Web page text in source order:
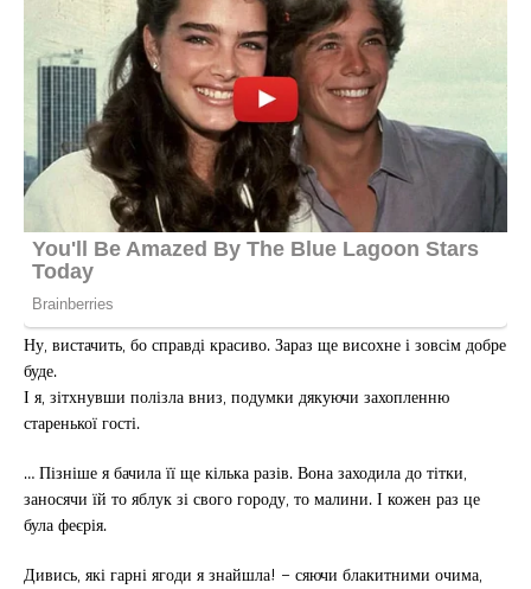
Ну, вистачить, бо справді красиво. Зараз ще висохне і зовсім добре
буде.
І я, зітхнувши полізла вниз, подумки дякуючи захопленню
старенької гості.
… Пізніше я бачила її ще кілька разів. Вона заходила до тітки,
заносячи їй то яблук зі свого городу, то малини. І кожен раз це
була феєрія.
Дивись, які гарні ягоди я знайшла! – сяючи блакитними очима,